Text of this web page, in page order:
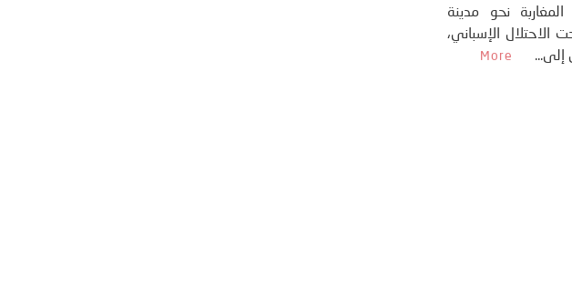
بدأت قصتي مع
” المتطرفة”، منذ